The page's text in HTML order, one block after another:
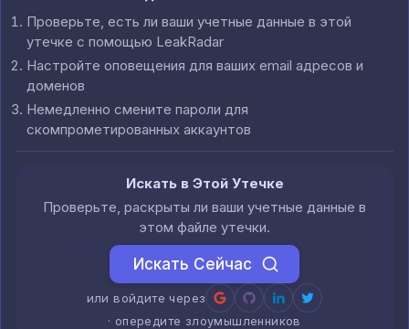
Проверьте, есть ли ваши учетные данные в этой
утечке с помощью LeakRadar
Настройте оповещения для ваших email адресов и
доменов
Немедленно смените пароли для
скомпрометированных аккаунтов
Искать в Этой Утечке
Проверьте, раскрыты ли ваши учетные данные в
этом файле утечки.
Искать Сейчас
или войдите через
· опередите злоумышленников